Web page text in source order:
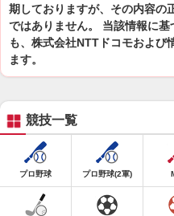
期しておりますが、その内容の
ではありません。 当該情報に
も、株式会社NTTドコモおよび
ます。
競技一覧
プロ野球 プロ野球(2軍)